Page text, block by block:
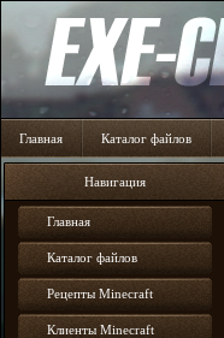
Главная Каталог файлов
Навигация
Главная
Каталог файлов
Рецепты Minecraft
Клиенты Minecraft